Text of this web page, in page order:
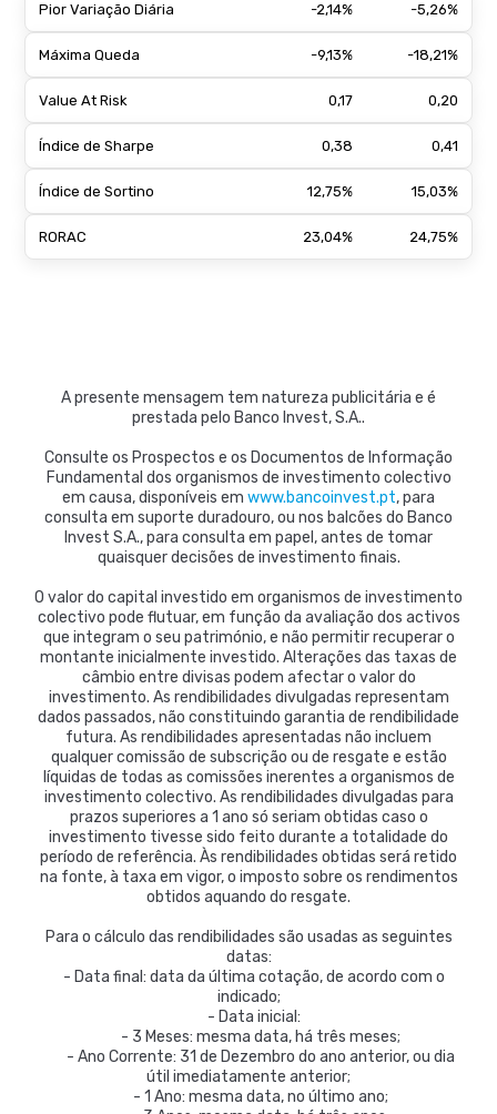
Pior Variação Diária -2,14% -5,26%
Máxima Queda -9,13% -18,21%
Value At Risk 0,17 0,20
Índice de Sharpe 0,38 0,41
Índice de Sortino 12,75% 15,03%
RORAC 23,04% 24,75%
A presente mensagem tem natureza publicitária e é
prestada pelo Banco Invest, S.A..
Consulte os Prospectos e os Documentos de Informação
Fundamental dos organismos de investimento colectivo
em causa, disponíveis em www.bancoinvest.pt, para
consulta em suporte duradouro, ou nos balcões do Banco
Invest S.A., para consulta em papel, antes de tomar
quaisquer decisões de investimento finais.
O valor do capital investido em organismos de investimento
colectivo pode flutuar, em função da avaliação dos activos
que integram o seu património, e não permitir recuperar o
montante inicialmente investido. Alterações das taxas de
câmbio entre divisas podem afectar o valor do
investimento. As rendibilidades divulgadas representam
dados passados, não constituindo garantia de rendibilidade
futura. As rendibilidades apresentadas não incluem
qualquer comissão de subscrição ou de resgate e estão
líquidas de todas as comissões inerentes a organismos de
investimento colectivo. As rendibilidades divulgadas para
prazos superiores a 1 ano só seriam obtidas caso o
investimento tivesse sido feito durante a totalidade do
período de referência. Às rendibilidades obtidas será retido
na fonte, à taxa em vigor, o imposto sobre os rendimentos
obtidos aquando do resgate.
Para o cálculo das rendibilidades são usadas as seguintes
datas:
- Data final: data da última cotação, de acordo com o
indicado;
- Data inicial:
- 3 Meses: mesma data, há três meses;
- Ano Corrente: 31 de Dezembro do ano anterior, ou dia
útil imediatamente anterior;
- 1 Ano: mesma data, no último ano;